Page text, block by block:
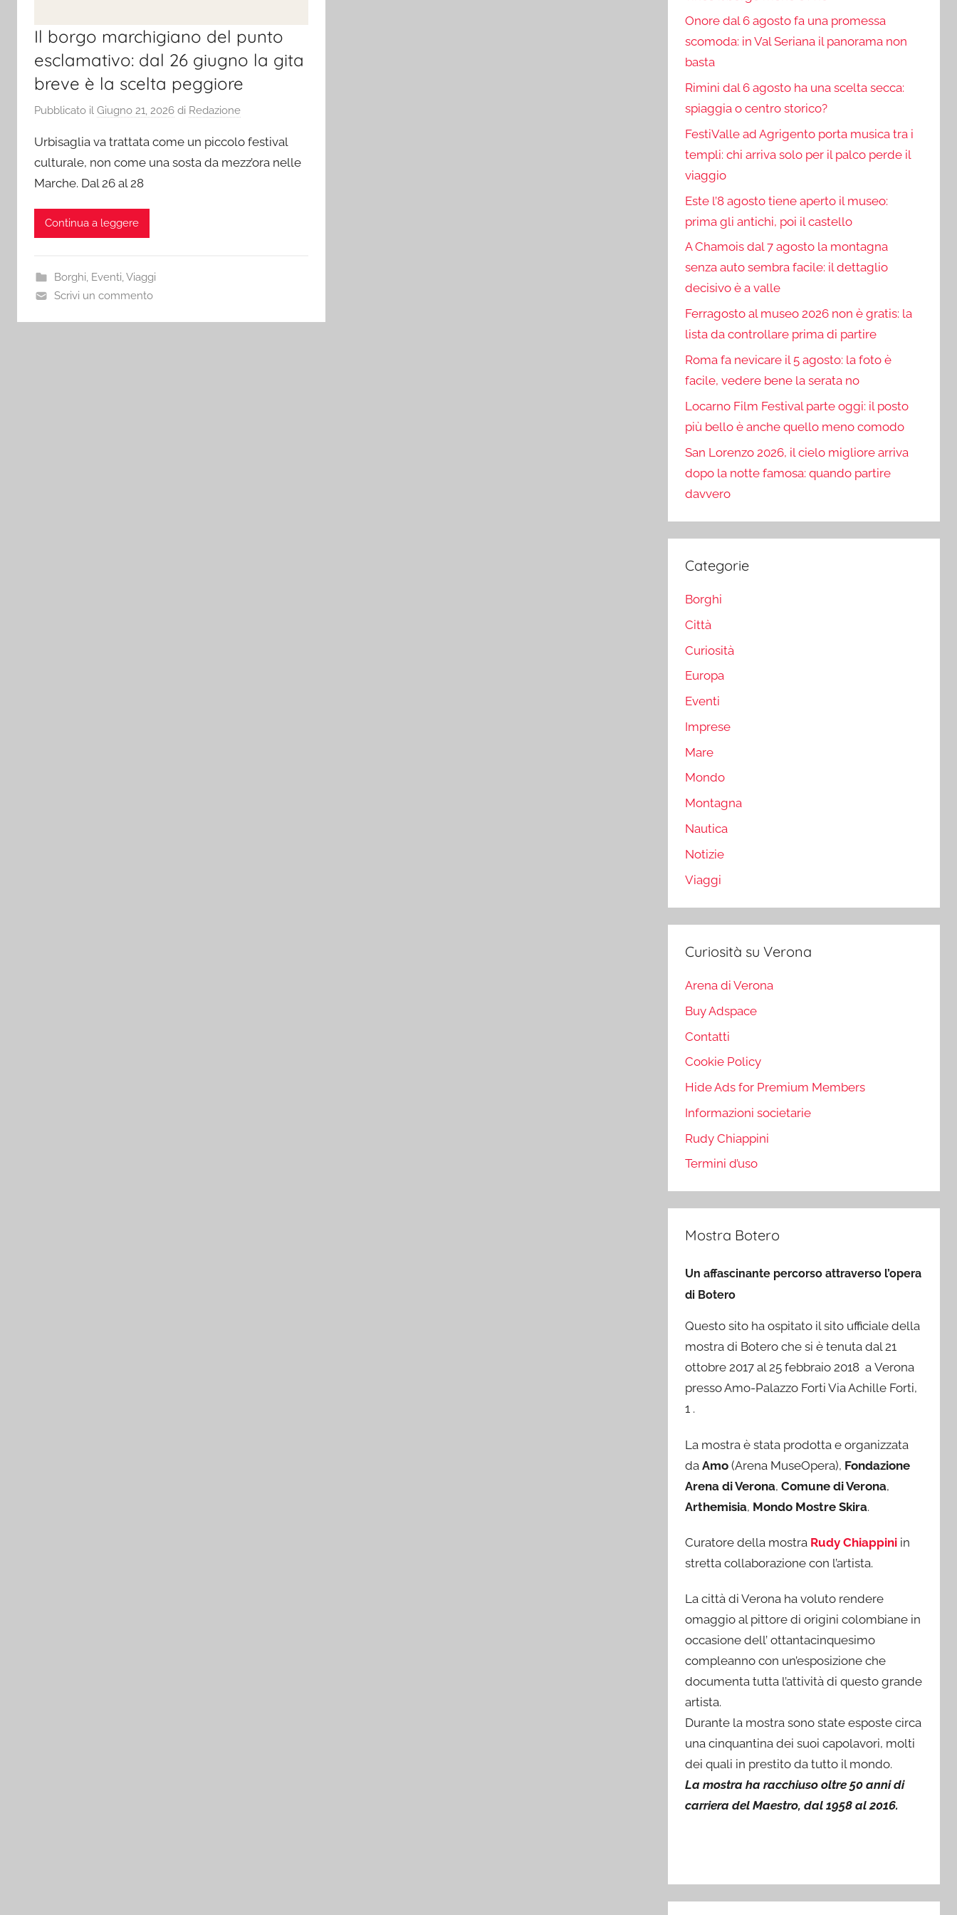
Il borgo marchigiano del punto
esclamativo: dal 26 giugno la gita
breve è la scelta peggiore
Pubblicato il Giugno 21, 2026 di Redazione
Urbisaglia va trattata come un piccolo festival
culturale, non come una sosta da mezz’ora nelle
Marche. Dal 26 al 28
Continua a leggere
Borghi, Eventi,Viaggi
Scrivi un commento
Onore dal 6 agosto fa una promessa
scomoda: in Val Seriana il panorama non
basta
Rimini dal 6 agosto ha una scelta secca:
spiaggia o centro storico?
FestiValle ad Agrigento porta musica tra i
templi: chi arriva solo per il palco perde il
viaggio
Este l’8 agosto tiene aperto il museo:
prima gli antichi, poi il castello
A Chamois dal 7 agosto la montagna
senza auto sembra facile: il dettaglio
decisivo è a valle
Ferragosto al museo 2026 non è gratis: la
lista da controllare prima di partire
Roma fa nevicare il 5 agosto: la foto è
facile, vedere bene la serata no
Locarno Film Festival parte oggi: il posto
più bello è anche quello meno comodo
San Lorenzo 2026, il cielo migliore arriva
dopo la notte famosa: quando partire
davvero
Categorie
Borghi
Città
Curiosità
Europa
Eventi
Imprese
Mare
Mondo
Montagna
Nautica
Notizie
Viaggi
Curiosità su Verona
Arena di Verona
Buy Adspace
Contatti
Cookie Policy
Hide Ads for Premium Members
Informazioni societarie
Rudy Chiappini
Termini d’uso
Mostra Botero
Un affascinante percorso attraverso l’opera
di Botero
Questo sito ha ospitato il sito ufficiale della
mostra di Botero che si è tenuta dal 21
ottobre 2017 al 25 febbraio 2018 a Verona
presso Amo-Palazzo Forti Via Achille Forti,
1 .
La mostra è stata prodotta e organizzata
daAmo (Arena MuseOpera), Fondazione
Arena di Verona,Comune di Verona,
Arthemisia, Mondo Mostre Skira.
Curatore della mostra Rudy Chiappini in
stretta collaborazione con l’artista.
La città di Verona ha voluto rendere
omaggio al pittore di origini colombiane in
occasione dell’ ottantacinquesimo
compleanno con un’esposizione che
documenta tutta l’attività di questo grande
artista.
Durante la mostra sono state esposte circa
una cinquantina dei suoi capolavori, molti
dei quali in prestito da tutto il mondo.
La mostra ha racchiuso oltre 50 anni di
carriera del Maestro, dal 1958 al 2016.